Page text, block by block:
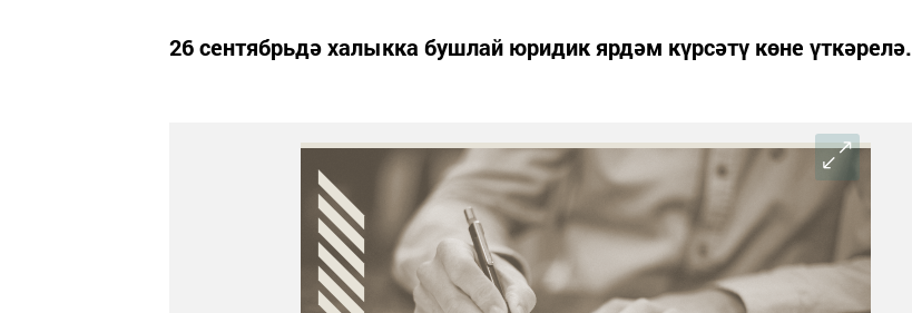
26 сентябрьдә халыкка бушлай юридик ярдәм күрсәтү көне үткәрелә.